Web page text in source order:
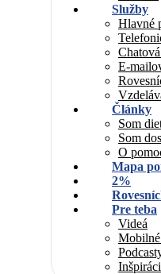
Služby
Hlavné
E-
Články
Som
Som
O
Mapa
2%
Pre teba
Videá